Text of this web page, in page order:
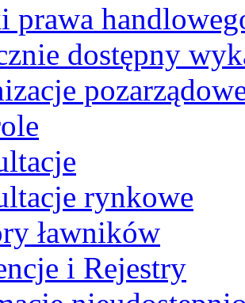
prawa
dostępny
rynkowe
ławników
i Rejestry